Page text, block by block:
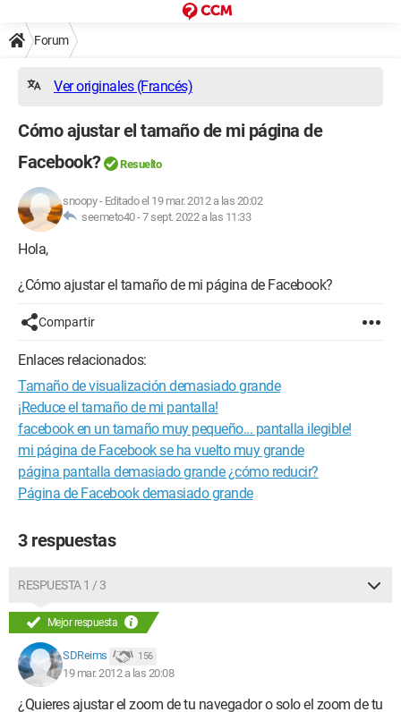
Forum
Ver originales (Francés)
Cómo ajustar el tamaño de mi página de
Facebook?
Resuelto
snoopy- Editado el 19 mar. 2012 a las 20:02
seemeto40 -7 sept. 2022 a las 11:33
Hola,
¿Cómo ajustar el tamaño de mi página de Facebook?
Compartir
Enlaces relacionados:
Tamaño de visualización demasiado grande
¡Reduce el tamaño de mi pantalla!
facebook en un tamaño muy pequeño... pantalla ilegible!
mi página de Facebook se ha vuelto muy grande
página pantalla demasiado grande ¿cómo reducir?
Página de Facebook demasiado grande
3 respuestas
RESPUESTA 1 / 3
Mejor respuesta
SDReims 156
19 mar. 2012 a las 20:08
¿Quieres ajustar el zoom de tu navegador o solo el zoom de tu